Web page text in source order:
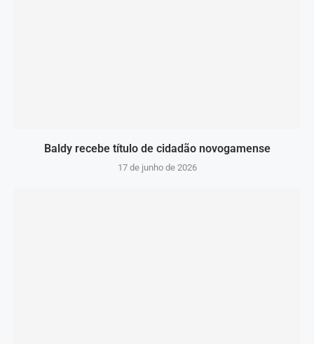
Baldy recebe título de cidadão novogamense
17 de junho de 2026